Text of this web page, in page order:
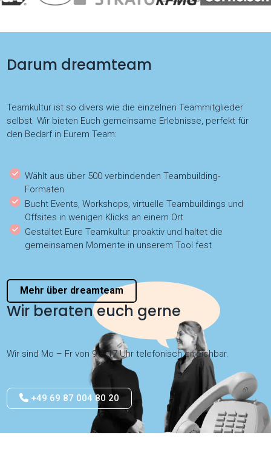
Darum dreamteam
Teamkultur ist so divers wie die einzelnen Teammitglieder
selbst. Wir bieten Euch gemeinsame Erlebnisse, perfekt für
den Bedarf in Eurem Team:
Wählt aus über 500 verbindenden Teambuilding-
Formaten
Bucht Events, Workshops, virtuelle Teambuildings und
Offsites in wenigen Klicks an einem Ort
Gestaltet Eure Teamkultur proaktiv und haltet die
gemeinsamen Momente in unserem Tool fest
Mehr über dreamteam
Wir beraten euch gerne
Wir sind Mo – Fr von 9 – 17 Uhr telefonisch erreichbar.
+49 69 87 004 80 20